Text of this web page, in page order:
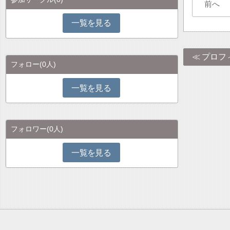
前へ
プロフ
一覧を見る
フォロー(0人)
一覧を見る
フォロワー(0人)
一覧を見る